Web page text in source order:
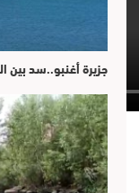
جزيرة أغنبو..سد بين